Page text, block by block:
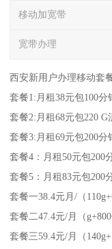
移动加宽带
宽带办理
西安新用户办理移动套
套餐1:月租38元包100分
套餐2:月租68元包220 G
套餐3:月租69元包200分
套餐4：月租50元包200
套餐5：月租83元包200
套餐一38.4元月/（
套餐二47.4元/月（
套餐三59.4元/月（